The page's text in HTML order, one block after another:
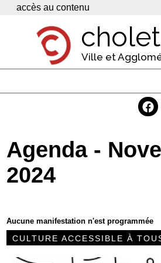
Panneau de gestion des cookies
accès au contenu
Ville et
Economie
Services
Agenda -
2024
Aucune manifestation n'est programmée
CULTURE ACCESSIBLE À